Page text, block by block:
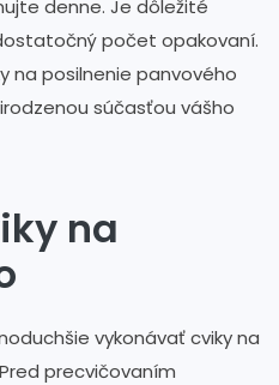
denne. Je dôležité
počet opakovaní.
na posilnenie panvového
súčasťou vášho
na
vykonávať cviky na
precvičovaním